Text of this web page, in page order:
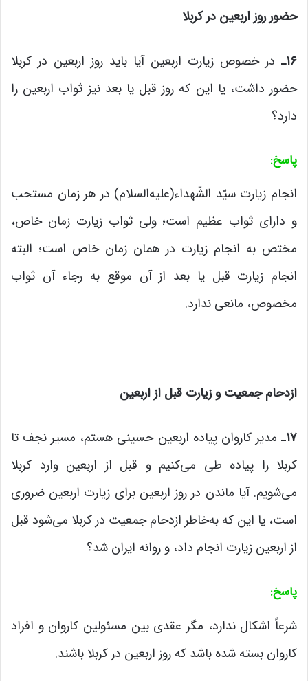
حضور روز اربعین در کربلا
۱۶ـ در خصوص زیارت اربعین آیا باید روز اربعین در کربلا
حضور داشت، یا این که روز قبل یا بعد نیز ثواب اربعین را
دارد؟
پاسخ:
انجام زیارت سیّد الشّهداء(علیه‌السلام) در هر زمان مستحب
و دارای ثواب عظیم است؛ ولی ثواب زیارت زمان خاص،
مختص به انجام زیارت در همان زمان خاص است؛ البته
انجام زیارت قبل یا بعد از آن موقع به رجاء آن ثواب
مخصوص، مانعی ندارد.
ازدحام جمعیت و زیارت قبل از اربعین
۱۷ـ مدیر کاروان پیاده اربعین حسینی هستم، مسیر نجف تا
کربلا را پیاده طی می‌کنیم و قبل از اربعین وارد کربلا
می‌شویم. آیا ماندن در روز اربعین برای زیارت اربعین ضروری
است، یا این که به‌خاطر ازدحام جمعیت در کربلا می‌شود قبل
از اربعین زیارت انجام داد، و روانه ایران شد؟
پاسخ:
شرعاً اشکال ندارد، مگر عقدی بین مسئولین کاروان و افراد
کاروان بسته شده باشد که روز اربعین در کربلا باشند.